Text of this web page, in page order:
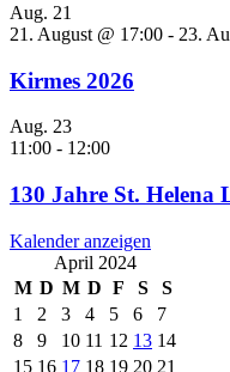
Aug. 21
21. August @ 17:00 - 23.
Kirmes 2026
Aug. 23
11:00 - 12:00
130 Jahre St. Helena
Kalender anzeigen
April 2024
M D M D F S
S
1
2 3 4 5 6
7
8
9 10 11 12 13 14
15 16 17 18 19 20 21